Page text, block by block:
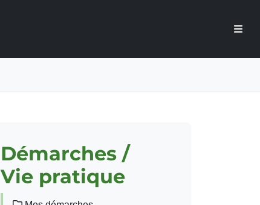
Démarches /
Vie pratique